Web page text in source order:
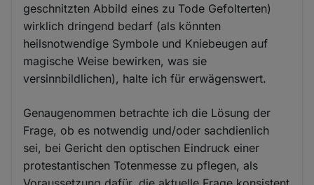
geschnitzten Abbild eines zu Tode Gefolterten)
wirklich dringend bedarf (als könnten
heilsnotwendige Symbole und Kniebeugen auf
magische Weise bewirken, was sie
versinnbildlichen), halte ich für erwägenswert.
Genaugenommen betrachte ich die Lösung der
Frage, ob es notwendig und/oder sachdienlich
sei, bei Gericht den optischen Eindruck einer
protestantischen Totenmesse zu pflegen, als